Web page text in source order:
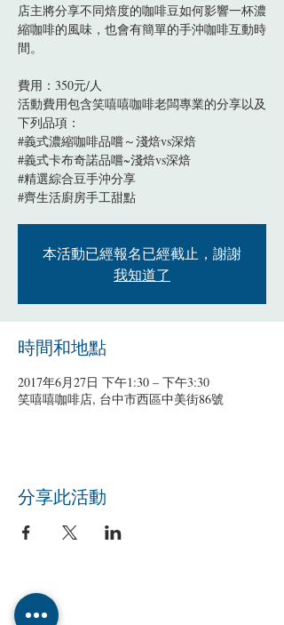
店主將分享不同焙度的咖啡豆如何影響一杯濃
縮咖啡的風味，也會有簡單的手沖咖啡互動時
間。
費用：350元/人
活動費用包含笑嘻嘻咖啡老闆專業的分享以及
下列品項：
#義式濃縮咖啡品嚐～淺焙vs深焙
#義式卡布奇諾品嚐~淺焙vs深焙
#精選綜合豆手沖分享
#齊生活廚房手工甜點
本活動已經報名已經截止，謝謝
我知道了
時間和地點
2017年6月27日 下午1:30 – 下午3:30
笑嘻嘻咖啡店, 台中市西區中美街86號
分享此活動